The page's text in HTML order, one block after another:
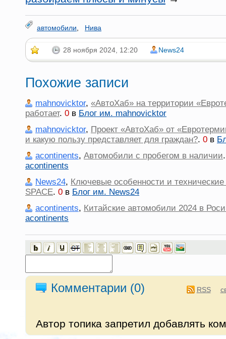
автомобили Нива
28 ноября 2024, 12:20 News24
Похожие записи
mahnovicktor, «АвтоХаб» на территории
работает. 0 в Блог им. mahnovicktor
mahnovicktor, Проект «АвтоХаб» от
и какую пользу представляет для граждан?. 0 в
acontinents, Автомобили с пробегом в наличии
acontinents
News24, Ключевые особенности и
SPACE. 0 в Блог им. News24
acontinents, Китайские автомобили 2024 в
acontinents
Комментарии (0) RSS
Автор топика запретил добавлять